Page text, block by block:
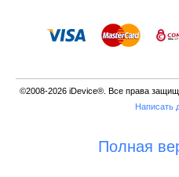
©2008-2026 iDevice®. Все права
Написать
Полная